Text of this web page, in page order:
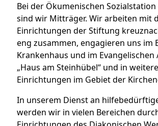
Bei der Ökumenischen Sozialstation
sind wir Mitträger. Wir arbeiten mit
Einrichtungen der Stiftung
eng zusammen, engagieren uns im
Krankenhaus und im Evangelischen
„Haus am Steinhübel“ und in
Einrichtungen im Gebiet der
In unserem Dienst an
werden wir in vielen Bereichen